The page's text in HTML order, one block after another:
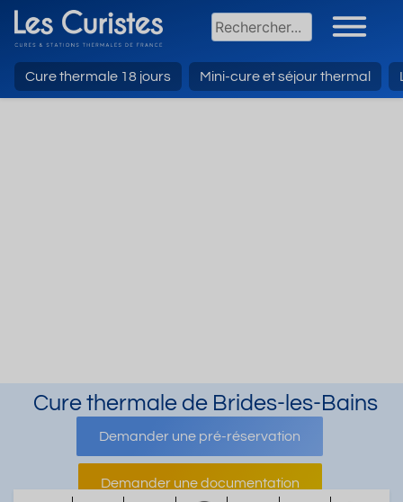
Cure thermale 18 jours Mini-cure et séjour thermal
Cure thermale de Brides-les-Bains
Demander une pré-réservation
Demander une documentation